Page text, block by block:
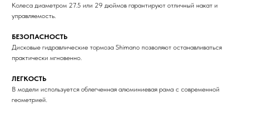
Колеса диаметром 27.5 или 29 дюймов гарантируют отличный накат и
управляемость.
БЕЗОПАСНОСТЬ
Дисковые гидравлические тормоза Shimano позволяют останавливаться
практически мгновенно.
ЛЕГКОСТЬ
В модели используется облегченная алюминиевая рама с современной
геометрией.